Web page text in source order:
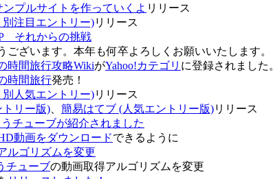
プルサイトを作っていくよ リリース
注目エントリー)リリース
それからの挑戦
ざいます。本年も何卒よろしくお願いいたします。
時間旅行攻略WikiがYahoo!カテゴリ に登録されました。
時間旅行発売！
人気エントリー)リリース
リー版) 簡易はてブ (人気エントリー版)リリース
チューブが紹介されました
動画をダウンロードできるように
ルゴリズムを変更
チューブの動画取得アルゴリズムを変更